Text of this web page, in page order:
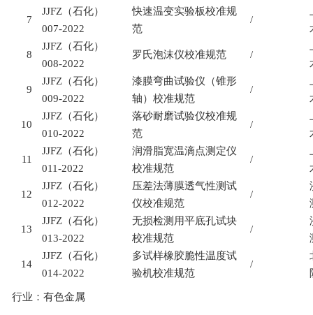
7
JJFZ （石化）
007-2022
快速温变实验板校准规
范
/
8
JJFZ （石化）
008-2022
罗氏泡沫仪校准规范 /
9
JJFZ （石化）
009-2022
漆膜弯曲试验仪（锥形
轴）校准规范
/
10
JJFZ （石化）
010-2022
落砂耐磨试验仪校准规
范
/
11
JJFZ （石化）
011-2022
润滑脂宽温滴点测定仪
校准规范
/
12
JJFZ （石化）
012-2022
压差法薄膜透气性测试
仪校准规范
/
13
JJFZ （石化）
013-2022
无损检测用平底孔试块
校准规范
/
14
JJFZ （石化）
014-2022
多试样橡胶脆性温度试
验机校准规范
/
行业：有色金属